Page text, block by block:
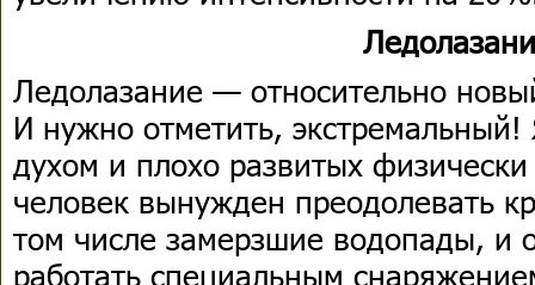
Ледолазание — относительно
И нужно отметить,
духом и плохо развитых
человек вынужден преодолевать
том числе замерзшие водопады, и
работать специальным